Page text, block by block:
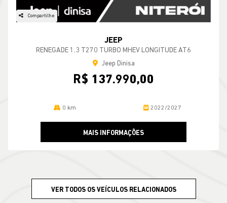
Compartilhe
JEEP
RENEGADE 1.3 T270 TURBO MHEV LONGITUDE AT6
Jeep Dinisa
R$ 137.990,00
0 km 2022/2027
MAIS INFORMAÇÕES
VER TODOS OS VEÍCULOS RELACIONADOS